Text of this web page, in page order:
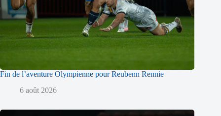
Fin de l’aventure Olympienne pour Reubenn Rennie
6 août 2026